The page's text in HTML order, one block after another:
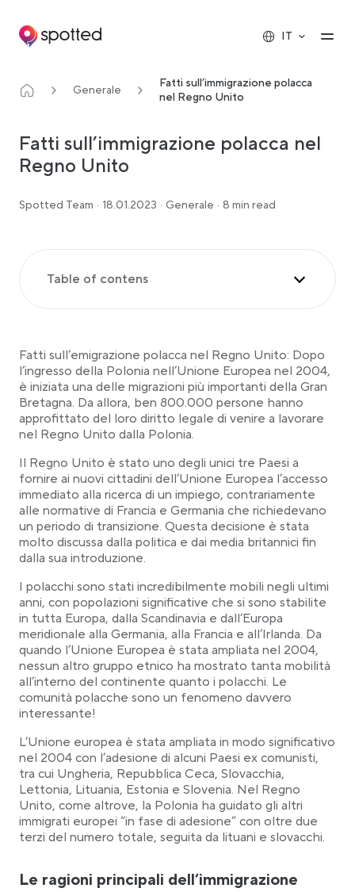
Main navigation
IT
Generale
Fatti sull’immigrazione polacca
nel Regno Unito
Fatti sull’immigrazione polacca nel
Regno Unito
Spotted Team · 18.01.2023 · Generale · 8 min read
Table of contens
L’impatto della Polonia sul Regno Unito
Conclusioni sui migranti polacchi
Fatti sull’emigrazione polacca nel Regno Unito: Dopo
l’ingresso della Polonia nell’Unione Europea nel 2004,
è iniziata una delle migrazioni più importanti della Gran
Bretagna. Da allora, ben 800.000 persone hanno
approfittato del loro diritto legale di venire a lavorare
nel Regno Unito dalla Polonia.
Il Regno Unito è stato uno degli unici tre Paesi a
fornire ai nuovi cittadini dell’Unione Europea l’accesso
immediato alla ricerca di un impiego, contrariamente
alle normative di Francia e Germania che richiedevano
un periodo di transizione. Questa decisione è stata
molto discussa dalla politica e dai media britannici fin
dalla sua introduzione.
I polacchi sono stati incredibilmente mobili negli ultimi
anni, con popolazioni significative che si sono stabilite
in tutta Europa, dalla Scandinavia e dall’Europa
meridionale alla Germania, alla Francia e all’Irlanda. Da
quando l’Unione Europea è stata ampliata nel 2004,
nessun altro gruppo etnico ha mostrato tanta mobilità
all’interno del continente quanto i polacchi. Le
comunità polacche sono un fenomeno davvero
interessante!
L’Unione europea è stata ampliata in modo significativo
nel 2004 con l’adesione di alcuni Paesi ex comunisti,
tra cui Ungheria, Repubblica Ceca, Slovacchia,
Lettonia, Lituania, Estonia e Slovenia. Nel Regno
Unito, come altrove, la Polonia ha guidato gli altri
immigrati europei “in fase di adesione” con oltre due
terzi del numero totale, seguita da lituani e slovacchi.
Le ragioni principali dell’immigrazione